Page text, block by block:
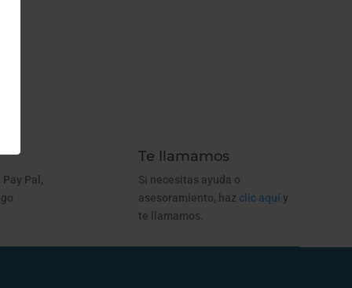
Pal,
Te llamamos
Si necesitas ayuda o
asesoramiento, haz clic aquíy
te llamamos.